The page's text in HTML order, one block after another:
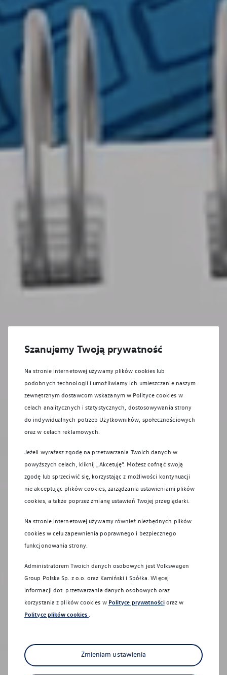
Samochody elektryczne i samochody
Szanujemy Twoją prywatność
Na stronie internetowej używamy plików cookies lub
podobnych technologii i umożliwiamy ich umieszczanie naszym
zewnętrznym dostawcom wskazanym w Polityce cookies w
celach analitycznych i statystycznych, dostosowywania strony
do indywidualnych potrzeb Użytkowników, społecznościowych
oraz w celach reklamowych.
Jeżeli wyrażasz zgodę na przetwarzania Twoich danych w
powyższych celach, kliknij „Akcetuję”. Możesz cofnąć swoją
zgodę lub sprzeciwić się, korzystając z możliwości kontynuacji
nie akceptując plików cookies, zarządzania ustawieniami plików
cookies, a także poprzez zmianę ustawień Twojej przeglądarki.
Na stronie internetowej używamy również niezbędnych plików
cookies w celu zapewnienia poprawnego i bezpiecznego
funkcjonowania strony.
Administratorem Twoich danych osobowych jest Volkswagen
Group Polska Sp. z o.o. oraz Kamiński i Spółka . Więcej
informacji dot. przetwarzania danych osobowych oraz
korzystania z plików cookies w Polityce prywatnościoraz w
Polityce plików cookies
Zmieniam ustawienia